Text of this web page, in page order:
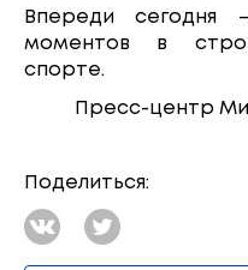
Впереди сегодня
моментов в
спорте.
Пресс-центр
Поделиться: